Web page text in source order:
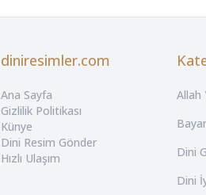
diniresimler.com
Ana Sayfa
Gizlilik Politikası
Künye
Dini Resim Gönder
Hızlı Ulaşım
Allah
Dini
Dini